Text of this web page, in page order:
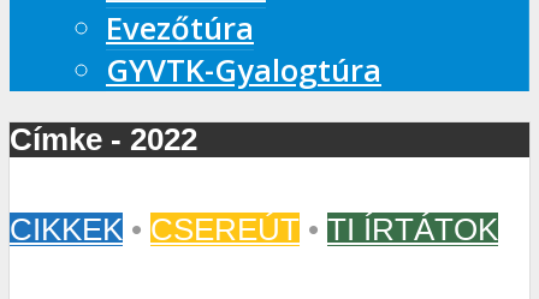
Evezőtúra
GYVTK-Gyalogtúra
Címke - 2022
CIKKEK • CSEREÚT • TI ÍRTÁTOK